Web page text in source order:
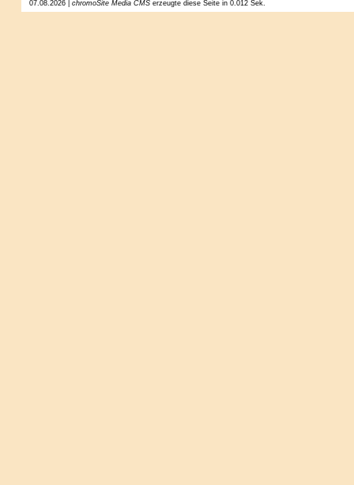
07.08.2026 | chromoSite Media CMSerzeugte diese Seite in 0.012 Sek.